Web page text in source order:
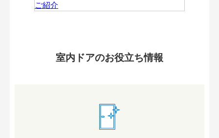
室内ドアのお役立ち情報